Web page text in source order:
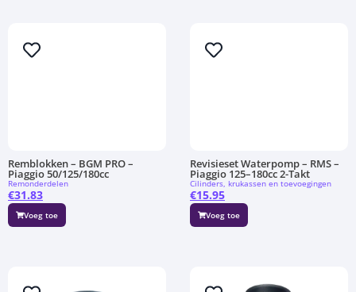
Remblokken – BGM PRO –
Piaggio 50/125/180cc
Remonderdelen
Voeg toe
€31.83
Revisieset Waterpomp – RMS –
Piaggio 125–180cc 2-Takt
Cilinders, krukassen en toevoegingen
Voeg toe
€15.95